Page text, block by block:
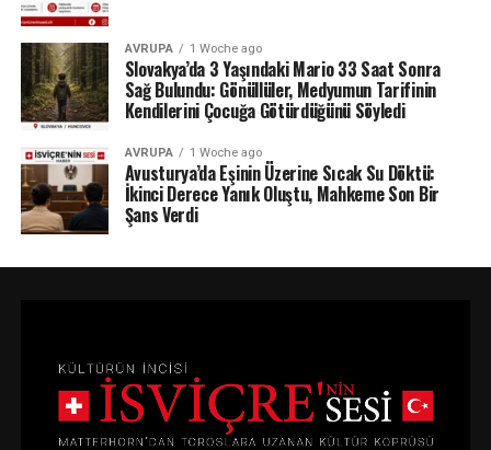
AVRUPA 1 Woche ago
Slovakya’da 3 Yaşındaki Mario 33 Saat Sonra
Sağ Bulundu: Gönüllüler, Medyumun Tarifinin
Kendilerini Çocuğa Götürdüğünü Söyledi
AVRUPA 1 Woche ago
Avusturya’da Eşinin Üzerine Sıcak Su Döktü:
İkinci Derece Yanık Oluştu, Mahkeme Son Bir
Şans Verdi